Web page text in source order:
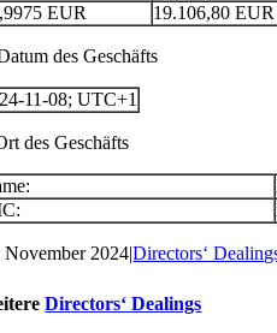
EUR 19.106,80 EUR
des Geschäfts
11-08; UTC+1
des Geschäfts
November 2024|Directors‘
Directors‘ Dealings